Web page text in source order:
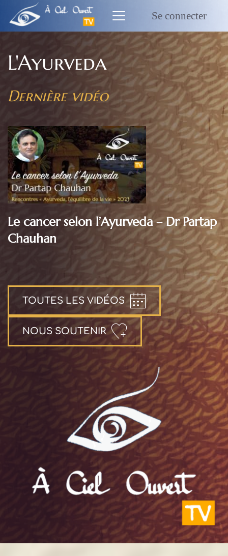
contenu
Se connecter
L'Ayurveda
Dernière vidéo
Le cancer selon l’Ayurveda – Dr Partap
Chauhan
TOUTES LES VIDÉOS
NOUS SOUTENIR